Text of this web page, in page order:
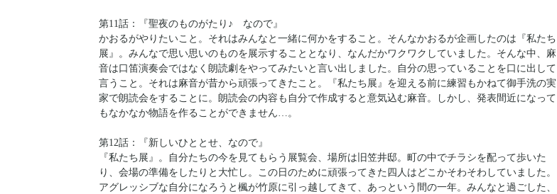
第11話：『聖夜のものがたり♪ なので』
かおるがやりたいこと。それはみんなと一緒に何かをすること。そんなかおるが企画したのは『私たち
展』。みんなで思い思いのものを展示することとなり、なんだかワクワクしていました。そんな中、麻
音は口笛演奏会ではなく朗読劇をやってみたいと言い出しました。自分の思っていることを口に出して
言うこと。それは麻音が昔から頑張ってきたこと。『私たち展』を迎える前に練習もかねて御手洗の実
家で朗読会をすることに。朗読会の内容も自分で作成すると意気込む麻音。しかし、発表間近になって
もなかなか物語を作ることができません…。
第12話：『新しいひととせ、なので』
『私たち展』。自分たちの今を見てもらう展覧会、場所は旧笠井邸。町の中でチラシを配って歩いた
り、会場の準備をしたりと大忙し。この日のために頑張ってきた四人はどこかそわそわしていました。
アグレッシブな自分になろうと楓が竹原に引っ越してきて、あっという間の一年。みんなと過ごした、